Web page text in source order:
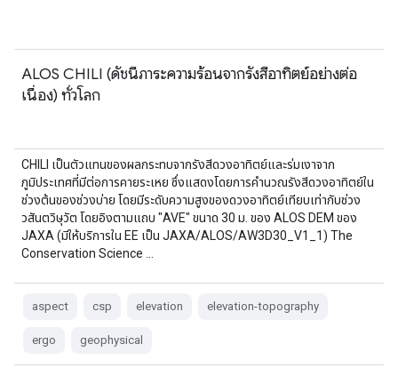
ALOS CHILI (ดัชนีภาระความร้อนจากรังสีอาทิตย์อย่างต่อ
เนื่อง) ทั่วโลก
CHILI เป็นตัวแทนของผลกระทบจากรังสีดวงอาทิตย์และร่มเงาจาก
ภูมิประเทศที่มีต่อการคายระเหย ซึ่งแสดงโดยการคำนวณรังสีดวงอาทิตย์ใน
ช่วงต้นของช่วงบ่าย โดยมีระดับความสูงของดวงอาทิตย์เทียบเท่ากับช่วง
วสันตวิษุวัต โดยอิงตามแถบ "AVE" ขนาด 30 ม. ของ ALOS DEM ของ
JAXA (มีให้บริการใน EE เป็น JAXA/ALOS/AW3D30_V1_1) The
Conservation Science …
aspect csp elevation elevation-topography
ergo geophysical